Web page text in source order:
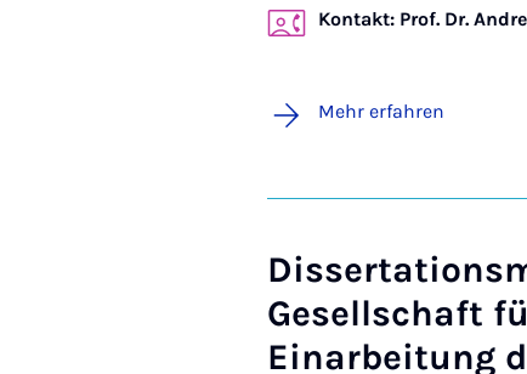
Kontakt: Prof. Dr.
Mehr erfahren
Gesellschaft
Einarbeitung